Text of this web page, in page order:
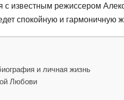
с известным режиссером
спокойную и гармоничную
и личная жизнь
Любови